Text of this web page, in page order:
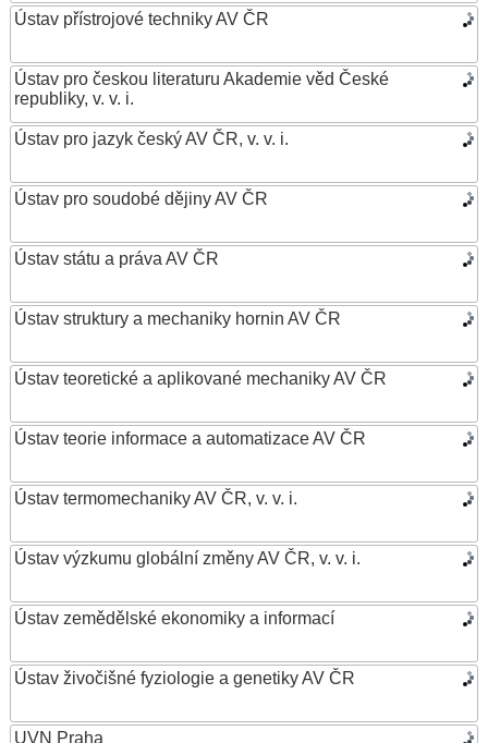
Ústav přístrojové techniky AV ČR
Ústav pro českou literaturu Akademie věd České
republiky, v. v. i.
Ústav pro jazyk český AV ČR, v. v. i.
Ústav pro soudobé dějiny AV ČR
Ústav státu a práva AV ČR
Ústav struktury a mechaniky hornin AV ČR
Ústav teoretické a aplikované mechaniky AV ČR
Ústav teorie informace a automatizace AV ČR
Ústav termomechaniky AV ČR, v. v. i.
Ústav výzkumu globální změny AV ČR, v. v. i.
Ústav zemědělské ekonomiky a informací
Ústav živočišné fyziologie a genetiky AV ČR
UVN Praha